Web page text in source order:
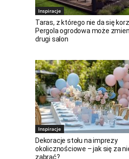
Inspiracje
Taras, z którego nie da się
Pergola ogrodowa może
drugi salon
Inspiracje
Dekoracje stołu na imprezy
okolicznościowe – jak się za
zabrać?